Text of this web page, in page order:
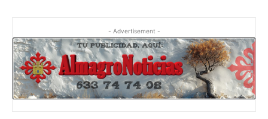
- Advertisement -